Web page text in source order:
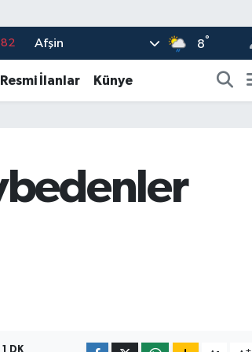
Afşin 8°
Resmi İlanlar Künye
1 DK